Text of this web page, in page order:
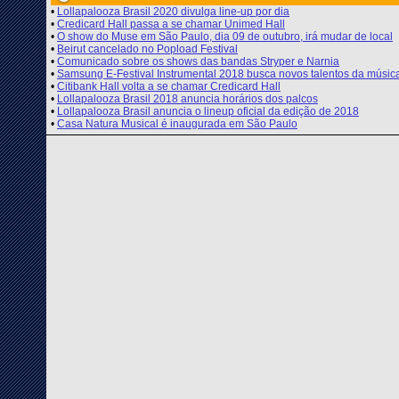
• Lollapalooza Brasil 2020 divulga line-up por dia
• Credicard Hall passa a se chamar Unimed Hall
• O show do Muse em São Paulo, dia 09 de outubro, irá mudar de local
• Beirut cancelado no Popload Festival
• Comunicado sobre os shows das bandas Stryper e Narnia
• Samsung E-Festival Instrumental 2018 busca novos talentos da
• Citibank Hall volta a se chamar Credicard Hall
• Lollapalooza Brasil 2018 anuncia horários dos palcos
• Lollapalooza Brasil anuncia o lineup oficial da edição de 2018
• Casa Natura Musical é inaugurada em São Paulo